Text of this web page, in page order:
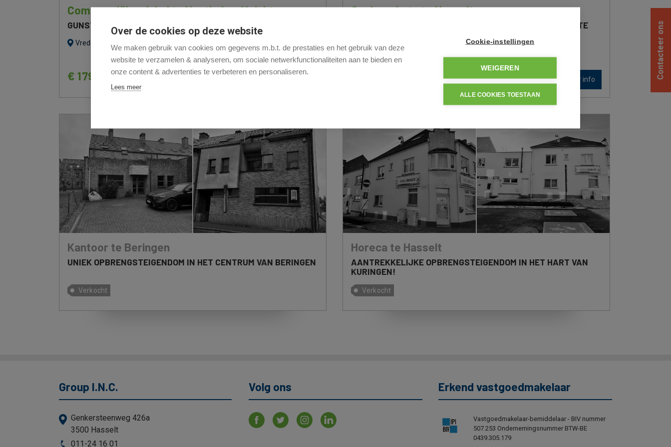
Commerciële winkel te Houthalen-Helchteren
Vredelaan 10 L
GUNSTIG GELEGEN HANDELSPAND TE HOUTHALEN CENTRUM
€ 179 000
Opslagruimte te Hasselt
Schimpenstraat 167
RUIM MAGAZIJN MET KANTOREN MET VEEL POTENTIEEL TE
Meer info
Kantoor te Beringen
UNIEK OPBRENGSTEIGENDOM IN HET CENTRUM VAN BERINGEN
Verkocht
Horeca te Hasselt
AANTREKKELIJKE OPBRENGSTEIGENDOM IN HET HART VAN
KURINGEN!
Verkocht
Group I.N.C.
Genkersteenweg 426a
3500 Hasselt
011-24 16 01
Volg ons Erkend vastgoedmakelaar
Vastgoedmakelaar-bemiddelaar - BIV nummer
507.253 Ondernemingsnummer BTW-BE
0439.305.179
Contacteer ons
Over de cookies op deze website
We maken gebruik van cookies om gegevens m.b.t. de prestaties en het gebruik van deze
website te verzamelen & analyseren, om sociale netwerkfunctionaliteiten aan te bieden en
onze content & advertenties te verbeteren en personaliseren.
Lees meer
Cookie-instellingen
WEIGEREN
ALLE COOKIES TOESTAAN